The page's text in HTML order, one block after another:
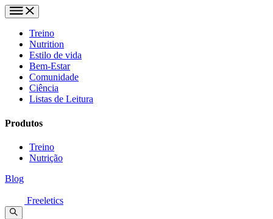
Treino
Nutrition
Estilo de vida
Bem-Estar
Comunidade
Ciência
Listas de Leitura
Produtos
Treino
Nutrição
Blog
Freeletics